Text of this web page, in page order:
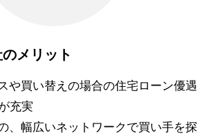
メリット
や買い替えの場合の住宅ローン優遇
充実
、幅広いネットワークで買い手を探